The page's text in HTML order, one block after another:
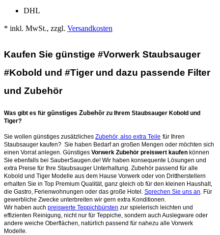
DHL
* inkl. MwSt., zzgl. Versandkosten
Kaufen Sie günstige #Vorwerk Staubsauger
#Kobold und #Tiger und dazu passende Filter
und Zubehör
Was gibt es für günstiges Zubehör zu Ihrem Staubsauger Kobold und
Tiger?
Sie wollen günstiges zusätzliches Zubehör, also extra Teile für Ihren
Staubsauger kaufen? Sie haben Bedarf an großen Mengen oder möchten sich
einen Vorrat anlegen. Günstiges Vorwerk Zubehör preiswert kaufen können
Sie ebenfalls bei SauberSaugen.de! Wir haben konsequente Lösungen und
extra Preise für Ihre Staubsauger Unterhaltung. Zubehör passend für alle
Kobold und Tiger Modelle aus dem Hause Vorwerk oder von Drittherstellern
erhalten Sie in Top Premium Qualität, ganz gleich ob für den kleinen Haushalt,
die Gastro, Ferienwohnungen oder das große Hotel. Sprechen Sie uns an . Für
gewerbliche Zwecke unterbreiten wir gern extra Konditionen.
Wir haben auch preiswerte Teppichbürsten zur spielerisch leichten und
effizienten Reinigung, nicht nur für Teppiche, sondern auch Auslegware oder
andere weiche Oberflächen, natürlich passend für nahezu alle Vorwerk
Modelle.